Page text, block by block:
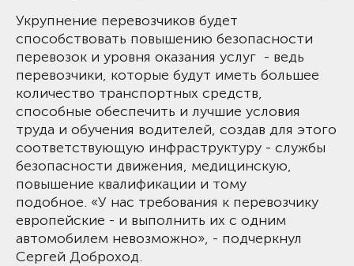
Укрупнение перевозчиков будет
способствовать повышению безопасности
перевозок и уровня оказания услуг - ведь
перевозчики, которые будут иметь большее
количество транспортных средств,
способные обеспечить и лучшие условия
труда и обучения водителей, создав для этого
соответствующую инфраструктуру - службы
безопасности движения, медицинскую,
повышение квалификации и тому
подобное. «У нас требования к перевозчику
европейские - и выполнить их с одним
автомобилем невозможно», - подчеркнул
Сергей Доброход.